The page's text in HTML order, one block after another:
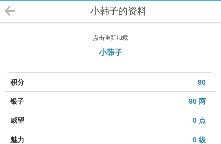
小韩子的资料
点击重新加载
小韩子
90
积分
90 两
银子
0 点
威望
0 级
魅力